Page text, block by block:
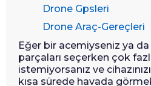
Drone Gpsleri
Drone Araç-Gereçleri
Eğer bir acemiyseniz ya da
parçaları seçerken çok
istemiyorsanız ve
kısa sürede havada